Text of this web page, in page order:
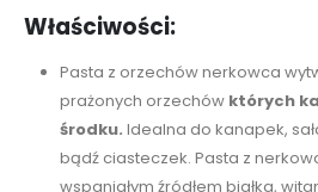
Właściwości:
Pasta z orzechów nerkowca
prażonych orzechów których
środku. Idealna do kanapek,
bądź ciasteczek. Pasta z
wspaniałym źródłem białka,